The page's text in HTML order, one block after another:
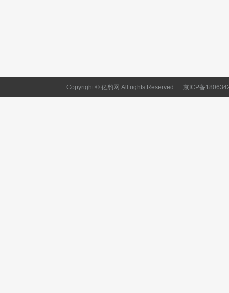
Copyright © 亿豹网 All rights Reserved. 京ICP备